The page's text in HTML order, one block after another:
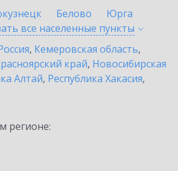
Белово
Юрга
все населенные пункты
, Кемеровская область,
край, Новосибирская
Алтай, Республика Хакасия,
регионе: